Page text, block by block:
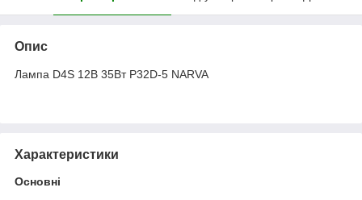
Опис
Лампа D4S 12В 35Вт P32D-5 NARVA
Характеристики
Основні